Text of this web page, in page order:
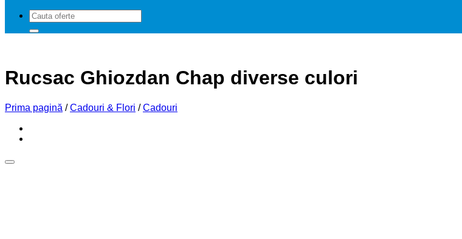
Caută
după:
Rucsac Ghiozdan Chap diverse culori
Prima pagină / Cadouri & Flori / Cadouri